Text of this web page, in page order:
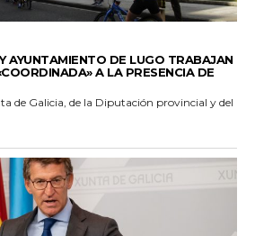
AYUNTAMIENTO DE LUGO TRABAJAN
A LA PRESENCIA DE
de Galicia, de la Diputación provincial y del